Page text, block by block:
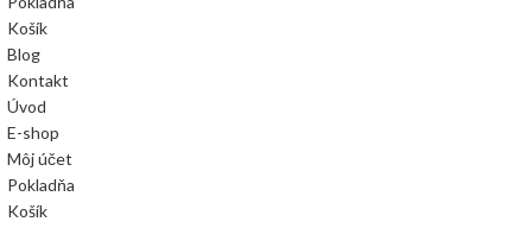
Košík
Blog
Kontakt
Úvod
E-shop
Môj účet
Pokladňa
Košík